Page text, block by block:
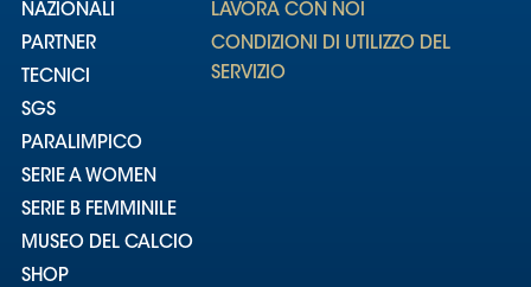
NAZIONALI
PARTNER
TECNICI
SGS
PARALIMPICO
SERIE A WOMEN
SERIE B FEMMINILE
MUSEO DEL CALCIO
SHOP
LAVORA CON NOI
CONDIZIONI DI UTILIZZO DEL
SERVIZIO